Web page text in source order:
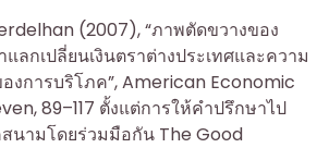
(2007), “ภาพตัดขวางของ
แลกเปลี่ยนเงินตราต่างประเทศและความ
องการบริโภค”, American Economic
89–117 ตั้งแต่การให้คำปรึกษาไป
นามโดยร่วมมือกัน The Good